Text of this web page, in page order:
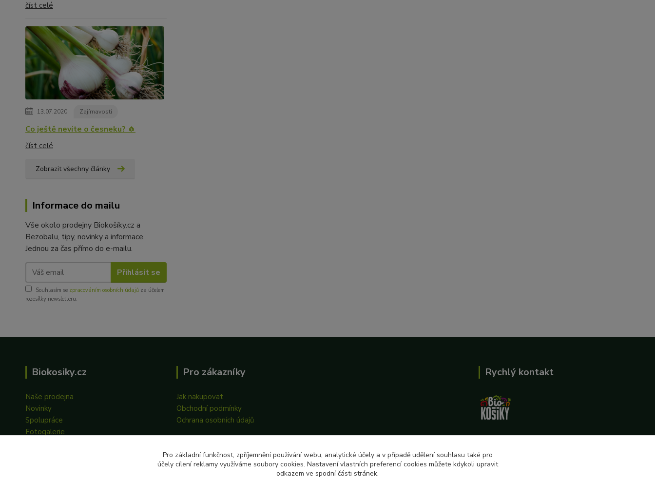
číst celé
13.07.2020 Zajímavosti
Co ještě nevíte o česneku? 🧄
číst celé
Zobrazit všechny články
Informace do mailu
Vše okolo prodejny Biokošíky.cz a
Bezobalu, tipy, novinky a informace.
Jednou za čas přímo do e-mailu.
Přihlásit se
Souhlasím se zpracováním osobních údajů za účelem
rozesílky newsletteru.
Biokosiky.cz
Naše prodejna
Novinky
Spolupráce
Fotogalerie
Pro zákazníky
Jak nakupovat
Obchodní podmínky
Ochrana osobních údajů
Rychlý kontakt
727 862 655, 737 283 505
8:00-15:30
Pro základní funkčnost, zpříjemnění používání webu, analytické účely a v případě udělení souhlasu také pro
účely cílení reklamy využíváme soubory cookies. Nastavení vlastních preferencí cookies můžete kdykoli upravit
odkazem ve spodní části stránek.